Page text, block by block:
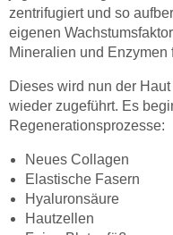
zentrifugiert und so
eigenen
Mineralien und Enzymen
Dieses wird nun der
wieder zugeführt. Es
Regenerationsprozesse:
Neues Collagen
Elastische Fasern
Hyaluronsäure
Hautzellen